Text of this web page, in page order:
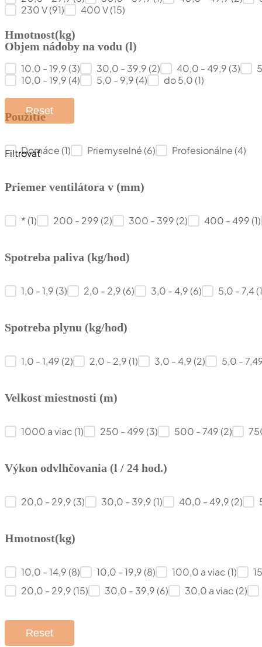
Napájacie napätie (V)
230 V(91) 400 V(15)
Objem nádoby na vodu (l)
Objem nádoby na vodu (l)
10,0 - 19,9(4) 5,0 - 9,9(4) do 5,0(1)
Použitie
Použitie
Domáce(1) Priemyselné(6) Profesionálne(4)
Priemer ventilátora v (mm)
Priemer ventilátora v (mm)
*(1) 200 - 299(2) 300 - 399(2) 400 - 499(1)
Spotreba paliva (kg/hod)
Spotreba paliva (kg/hod)
1,0 - 1,9(3) 2,0 - 2,9(6) 3,0 - 4,9(6) 5,0 - 7,4
Spotreba plynu (kg/hod)
Spotreba plynu (kg/hod)
1,0 - 1,49(2) 2,0 - 2,9(1) 3,0 - 4,9(2) 5,0 -
Velkost miestnosti (m)
Velkost miestnosti (m)
1000 a viac(1) 250 - 499(3) 500 - 749(2)
Výkon odvlhčovania (l / 24 hod.)
Výkon odvlhčovania (l / 24 hod.)
20,0 - 29,9(3) 30,0 - 39,9(1) 40,0 - 49,9(2)
Hmotnost(kg)
Hmotnost(kg)
10,0 - 14,9(8) 10,0 - 19,9(8) 100,0 a viac(1)
20,0 - 29,9(15) 30,0 - 39,9(6) 30,0 a viac(2)
Reset
Hmotnost(kg)
Hmotnost(kg)
10,0 - 19,9(3) 30,0 - 39,9(2) 40,0 - 49,9(3)
Reset
Filtrovať